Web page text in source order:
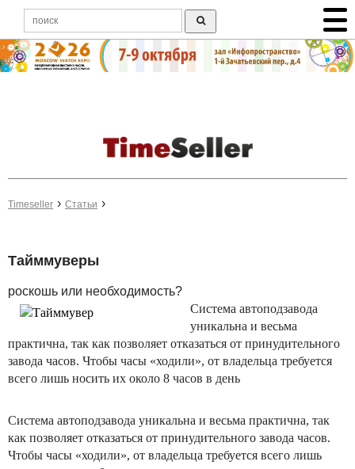
Timeseller Статьи
Тайммуверы
роскошь или необходимость?
Система автоподзавода
уникальна и весьма
практична, так как позволяет отказаться от принудительного
завода часов. Чтобы часы «ходили», от владельца требуется
всего лишь носить их около 8 часов в день
Система автоподзавода уникальна и весьма практична, так
как позволяет отказаться от принудительного завода часов.
Чтобы часы «ходили», от владельца требуется всего лишь